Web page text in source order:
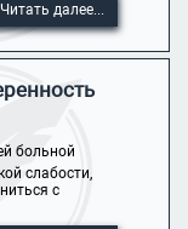
Читать далее...
больной
слабости,
с